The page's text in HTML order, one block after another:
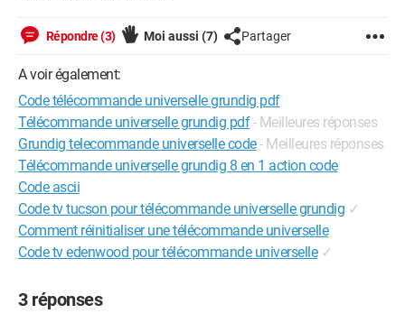
Répondre (3) Moi aussi (7) Partager
A voir également:
Code télécommande universelle grundig pdf
Télécommande universelle grundig pdf - Meilleures réponses
Grundig telecommande universelle code- Meilleures réponses
Télécommande universelle grundig 8 en 1 action code
Code ascii
Code tv tucson pour télécommande universelle grundig ✓
Comment réinitialiser une télécommande universelle
Code tv edenwood pour télécommande universelle ✓
3 réponses